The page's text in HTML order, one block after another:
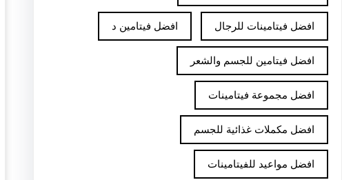
افضل فيتامينات للرجال افضل فيتامين د
افضل فيتامين للجسم والشعر
افضل مجموعة فيتامينات
افضل مكملات غذائية للجسم
افضل مواعيد للفيتامينات